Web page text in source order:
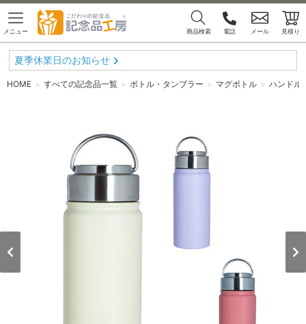
メニュー 商品検索 電話 メール 見積り
夏季休業日のお知らせ
HOME すべての記念品一覧 ボトル・タンブラー マグボトル ハンドル